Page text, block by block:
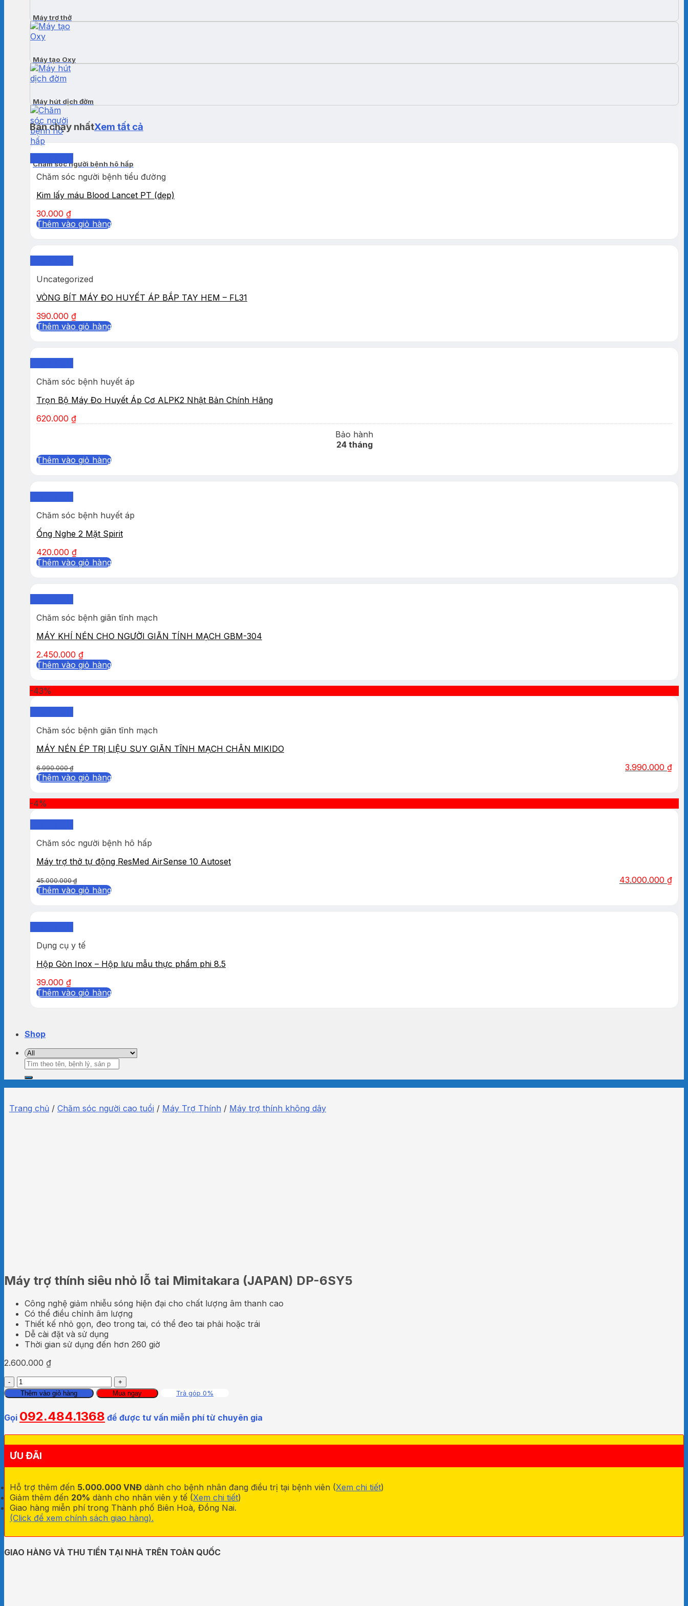
Máy trợ thở
Máy tạo Oxy
Máy hút dịch đờm
Chăm sóc người bệnh hô hấp
Bán chạy nhấtXem tất cả
Chăm sóc người bệnh tiểu đường
Kim lấy máu Blood Lancet PT (dẹp)
30.000 ₫
Thêm vào giỏ hàng
Uncategorized
VÒNG BÍT MÁY ĐO HUYẾT ÁP BẮP TAY HEM – FL31
390.000 ₫
Thêm vào giỏ hàng
Chăm sóc bệnh huyết áp
Trọn Bộ Máy Đo Huyết Áp Cơ ALPK2 Nhật Bản Chính Hãng
620.000 ₫
Bảo hành
24 tháng
Thêm vào giỏ hàng
Chăm sóc bệnh huyết áp
Ống Nghe 2 Mặt Spirit
420.000 ₫
Thêm vào giỏ hàng
Chăm sóc bệnh giãn tĩnh mạch
MÁY KHÍ NÉN CHO NGƯỜI GIÃN TÍNH MẠCH GBM-304
2.450.000 ₫
Thêm vào giỏ hàng
-43%
Chăm sóc bệnh giãn tĩnh mạch
MÁY NÉN ÉP TRỊ LIỆU SUY GIÃN TĨNH MẠCH CHÂN MIKIDO
6.990.000₫ 3.990.000 ₫
Thêm vào giỏ hàng
-4%
Chăm sóc người bệnh hô hấp
Máy trợ thở tự động ResMed AirSense 10 Autoset
45.000.000₫ 43.000.000 ₫
Thêm vào giỏ hàng
Dụng cụ y tế
Hộp Gòn Inox – Hộp lưu mẫu thực phẩm phi 8.5
39.000 ₫
Thêm vào giỏ hàng
Shop
Tìm
kiếm:
Trang chủ / Chăm sóc người cao tuổi / Máy Trợ Thính / Máy trợ thính không dây
Máy trợ thính siêu nhỏ lỗ tai Mimitakara (JAPAN) DP-6SY5
Công nghệ giảm nhiễu sóng hiện đại cho chất lượng âm thanh cao
Có thể điều chỉnh âm lượng
Thiết kế nhỏ gọn, đeo trong tai, có thể đeo tai phải hoặc trái
Dễ cài đặt và sử dụng
Thời gian sử dụng đến hơn 260 giờ
2.600.000 ₫
Máy
trợ
thính
siêu
nhỏ
Mimitakara
(JAPAN)
6SY5
số
lượng
Thêm vào giỏ hàng Mua ngay Trả góp 0%
Gọi 092.484.1368 để được tư vấn miễn phí từ chuyên gia
ƯU ĐÃI
Hỗ trợ thêm đến 5.000.000 VNĐ dành cho bệnh nhân đang điều trị tại bệnh viên (Xem chi tiết)
Giảm thêm đến 20% dành cho nhân viên y tế (Xem chi tiết)
Giao hàng miễn phí trong Thành phố Biên Hoà, Đồng Nai.
(Click để xem chính sách giao hàng).
GIAO HÀNG VÀ THU TIỀN TẠI NHÀ TRÊN TOÀN QUỐC